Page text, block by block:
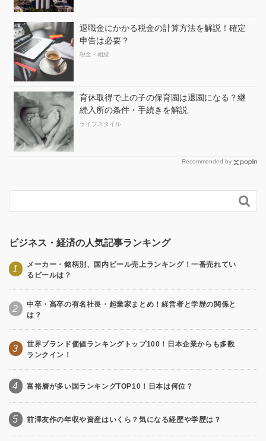
退職金にかかる税金の計算方法を解説！確定
申告は必要？
税金・相続
育休取得で上の子の保育園は退園になる？継
続入所の条件・手続きを解説
ライフスタイル
Recommended by

ビジネス・経済の人気記事ランキング
1
メーカー・銘柄別、国内ビール売上ランキング！一番売れてい
るビールは？
2
中卒・高卒の有名社長・起業家まとめ！経営者と学歴の関係と
は？
3
世界ブランド価値ランキングトップ100！日本企業からも多数
ランクイン！
4 富裕層が多い国ランキングTOP10！日本は何位？
5 前澤友作の年収や資産はいくら？気になる経歴や学歴は？